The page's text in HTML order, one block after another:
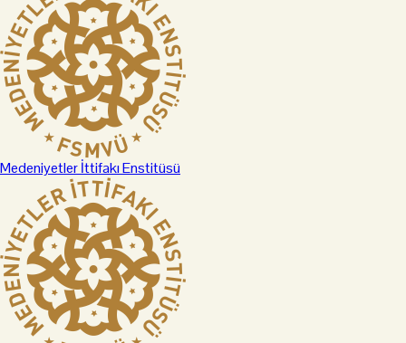
Medeniyetler İttifakı Enstitüsü